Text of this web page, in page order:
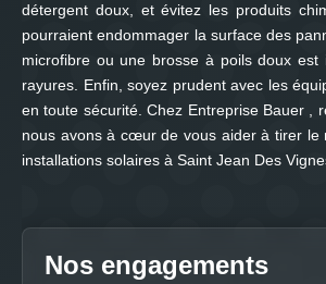
détergent doux, et évitez les produits
pourraient endommager la surface des
microfibre ou une brosse à poils doux est
rayures. Enfin, soyez prudent avec les
en toute sécurité. Chez Entreprise Bauer ,
nous avons à cœur de vous aider à tirer le
installations solaires à Saint Jean Des
Nos engagements